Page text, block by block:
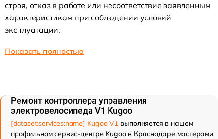
строя, отказ в работе или несоответствие заявленным
характеристикам при соблюдении условий
эксплуатации.
Показать полностью
Ремонт контроллера управления
электровелосипеда V1 Kugoo
[dataset:services:name] Kugoo V1 выполняется в нашем
профильном сервис-центре Kugoo в Краснодаре мастерами